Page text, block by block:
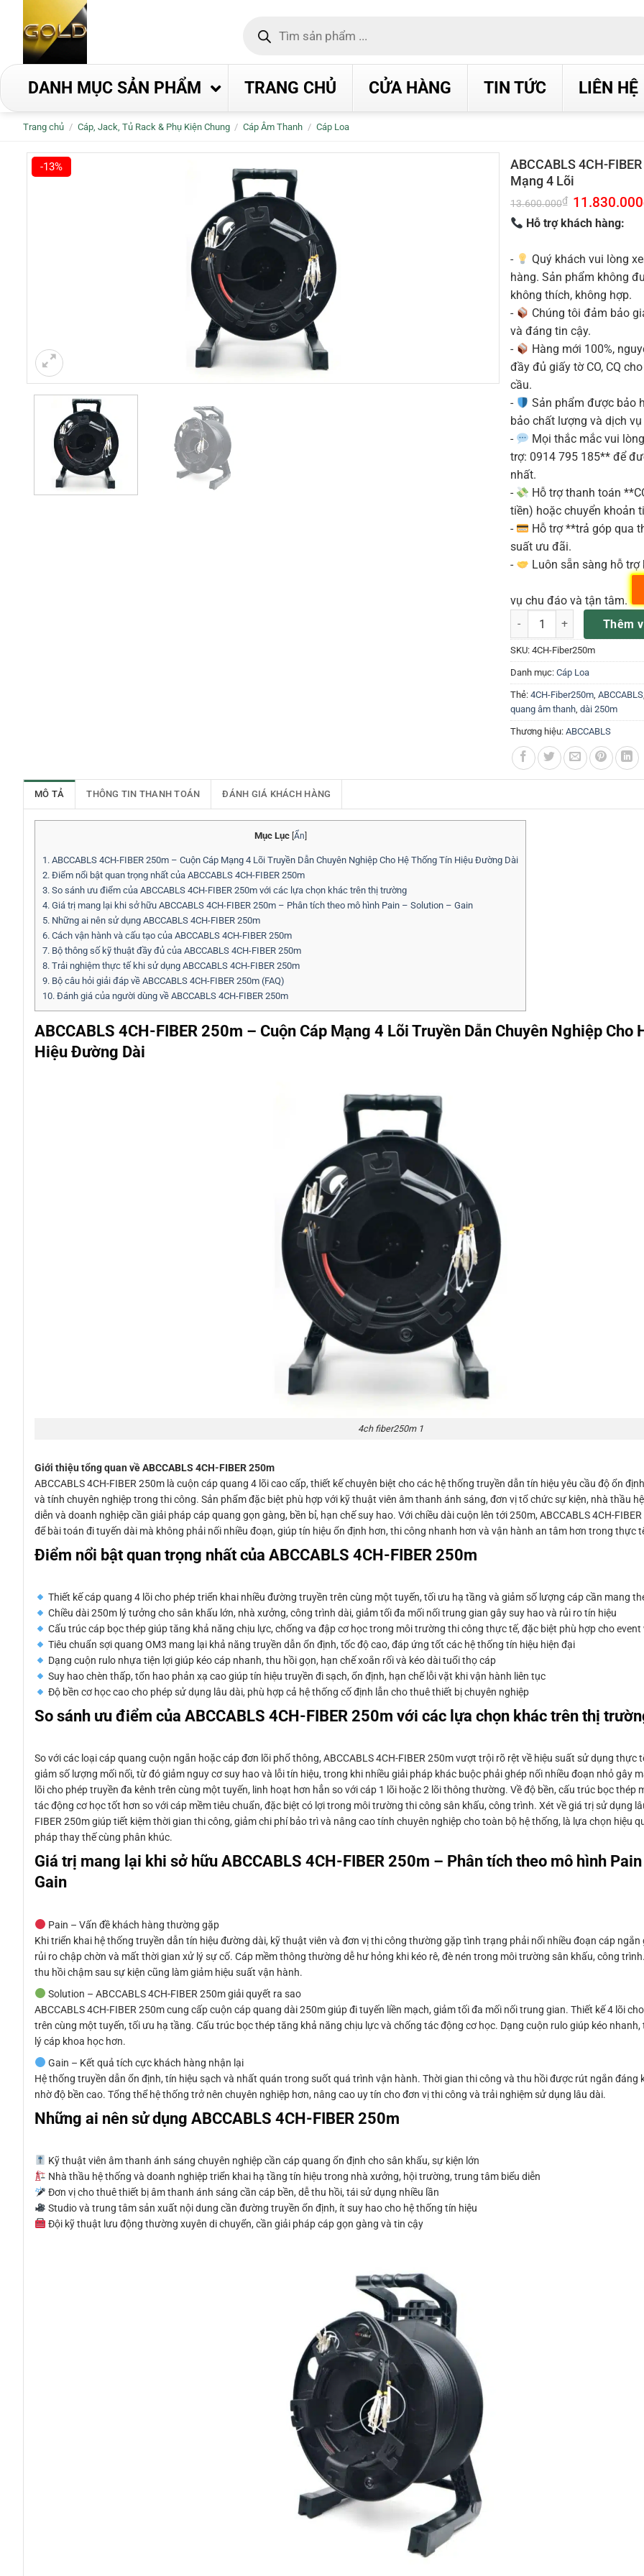
dung
kiếm
DANH MỤC SẢN PHẨM TRANG CHỦ CỬA HÀNG TIN TỨC LIÊN HỆ
Trang chủ / Cáp, Jack, Tủ Rack & Phụ Kiện Chung / Cáp Âm Thanh / Cáp Loa
-13%
ABCCABLS 4CH-
Mạng 4 Lõi
13.600.000₫ Giá
gốc
là:
13.600.000₫.
11.830.000
Hỗ trợ khách hàng:
-
Quý khách vui lòng
hàng. Sản phẩm không
không thích, không hợp.
-
Chúng tôi đảm bảo
và đáng tin cậy.
-
Hàng mới 100%,
đầy đủ giấy tờ CO, CQ
cầu.
-
Sản phẩm được bảo
bảo chất lượng và dịch
-
Mọi thắc mắc vui
trợ: 0914 795 185** để
nhất.
-
Hỗ trợ thanh toán
tiền) hoặc chuyển khoản
-
Hỗ trợ **trả góp qua
suất ưu đãi.
-
Luôn sẵn sàng hỗ
vụ chu đáo và tận tâm.
ABCCABLS 4CH-FIBERThêm
SKU: 4CH-Fiber250m
Danh mục: Cáp Loa
Thẻ: 4CH-Fiber250m, ABCCABLS,
quang âm thanh, dài 250m
Thương hiệu: ABCCABLS
MÔ TẢ THÔNG TIN THANH TOÁN ĐÁNH GIÁ KHÁCH HÀNG
Mục Lục Ẩn
1. ABCCABLS 4CH-FIBER 250m – Cuộn Cáp Mạng 4 Lõi Truyền Dẫn Chuyên Nghiệp Cho Hệ Thống Tín Hiệu Đường Dài
2. Điểm nổi bật quan trọng nhất của ABCCABLS 4CH-FIBER 250m
3. So sánh ưu điểm của ABCCABLS 4CH-FIBER 250m với các lựa chọn khác trên thị trường
4. Giá trị mang lại khi sở hữu ABCCABLS 4CH-FIBER 250m – Phân tích theo mô hình Pain – Solution – Gain
5. Những ai nên sử dụng ABCCABLS 4CH-FIBER 250m
6. Cách vận hành và cấu tạo của ABCCABLS 4CH-FIBER 250m
7. Bộ thông số kỹ thuật đầy đủ của ABCCABLS 4CH-FIBER 250m
8. Trải nghiệm thực tế khi sử dụng ABCCABLS 4CH-FIBER 250m
9. Bộ câu hỏi giải đáp về ABCCABLS 4CH-FIBER 250m (FAQ)
10. Đánh giá của người dùng về ABCCABLS 4CH-FIBER 250m
ABCCABLS 4CH-FIBER 250m – Cuộn Cáp Mạng 4 Lõi Truyền Dẫn Chuyên Nghiệp Cho
Hiệu Đường Dài
4ch fiber250m 1
Giới thiệu tổng quan về ABCCABLS 4CH-FIBER 250m
ABCCABLS 4CH-FIBER 250m là cuộn cáp quang 4 lõi cao cấp, thiết kế chuyên biệt cho các hệ thống truyền dẫn tín hiệu yêu cầu độ ổn
và tính chuyên nghiệp trong thi công. Sản phẩm đặc biệt phù hợp với kỹ thuật viên âm thanh ánh sáng, đơn vị tổ chức sự kiện, nhà thầu
diễn và doanh nghiệp cần giải pháp cáp quang gọn gàng, bền bỉ, hạn chế suy hao. Với chiều dài cuộn lên tới 250m, ABCCABLS 4CH-
để bài toán đi tuyến dài mà không phải nối nhiều đoạn, giúp tín hiệu ổn định hơn, thi công nhanh hơn và vận hành an tâm hơn trong thực
Điểm nổi bật quan trọng nhất của ABCCABLS 4CH-FIBER 250m
Thiết kế cáp quang 4 lõi cho phép triển khai nhiều đường truyền trên cùng một tuyến, tối ưu hạ tầng và giảm số lượng cáp cần mang
Chiều dài 250m lý tưởng cho sân khấu lớn, nhà xưởng, công trình dài, giảm tối đa mối nối trung gian gây suy hao và rủi ro tín hiệu
Cấu trúc cáp bọc thép giúp tăng khả năng chịu lực, chống va đập cơ học trong môi trường thi công thực tế, đặc biệt phù hợp cho
Tiêu chuẩn sợi quang OM3 mang lại khả năng truyền dẫn ổn định, tốc độ cao, đáp ứng tốt các hệ thống tín hiệu hiện đại
Dạng cuộn rulo nhựa tiện lợi giúp kéo cáp nhanh, thu hồi gọn, hạn chế xoắn rối và kéo dài tuổi thọ cáp
Suy hao chèn thấp, tổn hao phản xạ cao giúp tín hiệu truyền đi sạch, ổn định, hạn chế lỗi vặt khi vận hành liên tục
Độ bền cơ học cao cho phép sử dụng lâu dài, phù hợp cả hệ thống cố định lẫn cho thuê thiết bị chuyên nghiệp
So sánh ưu điểm của ABCCABLS 4CH-FIBER 250m với các lựa chọn khác trên thị
So với các loại cáp quang cuộn ngắn hoặc cáp đơn lõi phổ thông, ABCCABLS 4CH-FIBER 250m vượt trội rõ rệt về hiệu suất sử dụng thực
giảm số lượng mối nối, từ đó giảm nguy cơ suy hao và lỗi tín hiệu, trong khi nhiều giải pháp khác buộc phải ghép nối nhiều đoạn nhỏ gây
lõi cho phép truyền đa kênh trên cùng một tuyến, linh hoạt hơn hẳn so với cáp 1 lõi hoặc 2 lõi thông thường. Về độ bền, cấu trúc bọc thép
tác động cơ học tốt hơn so với cáp mềm tiêu chuẩn, đặc biệt có lợi trong môi trường thi công sân khấu, công trình. Xét về giá trị sử dụng
FIBER 250m giúp tiết kiệm thời gian thi công, giảm chi phí bảo trì và nâng cao tính chuyên nghiệp cho toàn bộ hệ thống, là lựa chọn hiệu
pháp thay thế cùng phân khúc.
Giá trị mang lại khi sở hữu ABCCABLS 4CH-FIBER 250m – Phân tích theo mô hình
Gain
Pain – Vấn đề khách hàng thường gặp
Khi triển khai hệ thống truyền dẫn tín hiệu đường dài, kỹ thuật viên và đơn vị thi công thường gặp tình trạng phải nối nhiều đoạn cáp ngắn
rủi ro chập chờn và mất thời gian xử lý sự cố. Cáp mềm thông thường dễ hư hỏng khi kéo rê, đè nén trong môi trường sân khấu, công
thu hồi chậm sau sự kiện cũng làm giảm hiệu suất vận hành.
Solution – ABCCABLS 4CH-FIBER 250m giải quyết ra sao
ABCCABLS 4CH-FIBER 250m cung cấp cuộn cáp quang dài 250m giúp đi tuyến liền mạch, giảm tối đa mối nối trung gian. Thiết kế 4 lõi
trên cùng một tuyến, tối ưu hạ tầng. Cấu trúc bọc thép tăng khả năng chịu lực và chống tác động cơ học. Dạng cuộn rulo giúp kéo nhanh,
lý cáp khoa học hơn.
Gain – Kết quả tích cực khách hàng nhận lại
Hệ thống truyền dẫn ổn định, tín hiệu sạch và nhất quán trong suốt quá trình vận hành. Thời gian thi công và thu hồi được rút ngắn đáng
nhờ độ bền cao. Tổng thể hệ thống trở nên chuyên nghiệp hơn, nâng cao uy tín cho đơn vị thi công và trải nghiệm sử dụng lâu dài.
Những ai nên sử dụng ABCCABLS 4CH-FIBER 250m
Kỹ thuật viên âm thanh ánh sáng chuyên nghiệp cần cáp quang ổn định cho sân khấu, sự kiện lớn
Nhà thầu hệ thống và doanh nghiệp triển khai hạ tầng tín hiệu trong nhà xưởng, hội trường, trung tâm biểu diễn
Đơn vị cho thuê thiết bị âm thanh ánh sáng cần cáp bền, dễ thu hồi, tái sử dụng nhiều lần
Studio và trung tâm sản xuất nội dung cần đường truyền ổn định, ít suy hao cho hệ thống tín hiệu
Đội kỹ thuật lưu động thường xuyên di chuyển, cần giải pháp cáp gọn gàng và tin cậy